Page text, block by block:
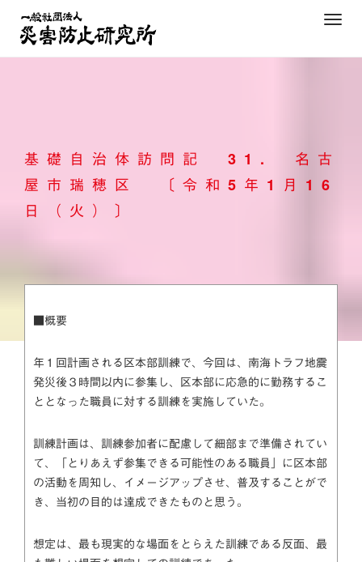
content
T
g
基礎自治体訪問記 31. 名古
屋市瑞穂区 〔令和5年1月16
日（火）〕
■概要
年１回計画される区本部訓練で、今回は、南海トラフ地震
発災後３時間以内に参集し、区本部に応急的に勤務するこ
ととなった職員に対する訓練を実施していた。
訓練計画は、訓練参加者に配慮して細部まで準備されてい
て、「とりあえず参集できる可能性のある職員」に区本部
の活動を周知し、イメージアップさせ、普及することがで
き、当初の目的は達成できたものと思う。
想定は、最も現実的な場面をとらえた訓練である反面、最